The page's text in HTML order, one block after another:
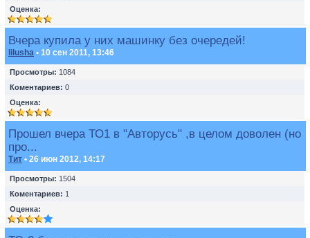
Оценка:
Вчера купила у них машинку без очередей!
lilusha • 10 сен 2011, 13:46
Просмотры: 1084
Коментариев: 0
Оценка:
Прошел вчера ТО1 в "Авторусь" ,в целом доволен (но
про...
Тит • 26 июн 2012, 14:17
Просмотры: 1504
Коментариев: 1
Оценка: